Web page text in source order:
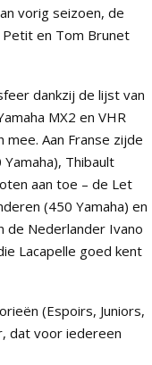
vorig seizoen, de
Petit en Tom Brunet
dankzij de lijst van
MX2 en VHR
Aan Franse zijde
Thibault
aan toe – de Let
(450 Yamaha) en
de Nederlander Ivano
Lacapelle goed kent
(Espoirs, Juniors,
dat voor iedereen